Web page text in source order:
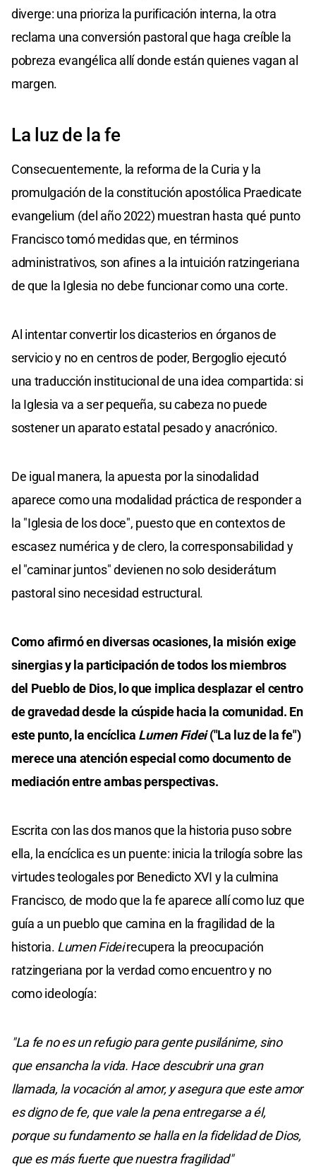
diverge: una prioriza la purificación interna, la otra
reclama una conversión pastoral que haga creíble la
pobreza evangélica allí donde están quienes vagan al
margen.
La luz de la fe
Consecuentemente, la reforma de la Curia y la
promulgación de la constitución apostólica Praedicate
evangelium (del año 2022) muestran hasta qué punto
Francisco tomó medidas que, en términos
administrativos, son afines a la intuición ratzingeriana
de que la Iglesia no debe funcionar como una corte.
Al intentar convertir los dicasterios en órganos de
servicio y no en centros de poder, Bergoglio ejecutó
una traducción institucional de una idea compartida: si
la Iglesia va a ser pequeña, su cabeza no puede
sostener un aparato estatal pesado y anacrónico.
De igual manera, la apuesta por la sinodalidad
aparece como una modalidad práctica de responder a
la "Iglesia de los doce", puesto que en contextos de
escasez numérica y de clero, la corresponsabilidad y
el "caminar juntos" devienen no solo desiderátum
pastoral sino necesidad estructural.
Como afirmó en diversas ocasiones, la misión exige
sinergias y la participación de todos los miembros
del Pueblo de Dios, lo que implica desplazar el centro
de gravedad desde la cúspide hacia la comunidad. En
este punto, la encíclica Lumen Fidei("La luz de la fe")
merece una atención especial como documento de
mediación entre ambas perspectivas.
Escrita con las dos manos que la historia puso sobre
ella, la encíclica es un puente: inicia la trilogía sobre las
virtudes teologales por Benedicto XVI y la culmina
Francisco, de modo que la fe aparece allí como luz que
guía a un pueblo que camina en la fragilidad de la
historia. Lumen Fideirecupera la preocupación
ratzingeriana por la verdad como encuentro y no
como ideología:
"La fe no es un refugio para gente pusilánime, sino
que ensancha la vida. Hace descubrir una gran
llamada, la vocación al amor, y asegura que este amor
es digno de fe, que vale la pena entregarse a él,
porque su fundamento se halla en la fidelidad de Dios,
que es más fuerte que nuestra fragilidad"